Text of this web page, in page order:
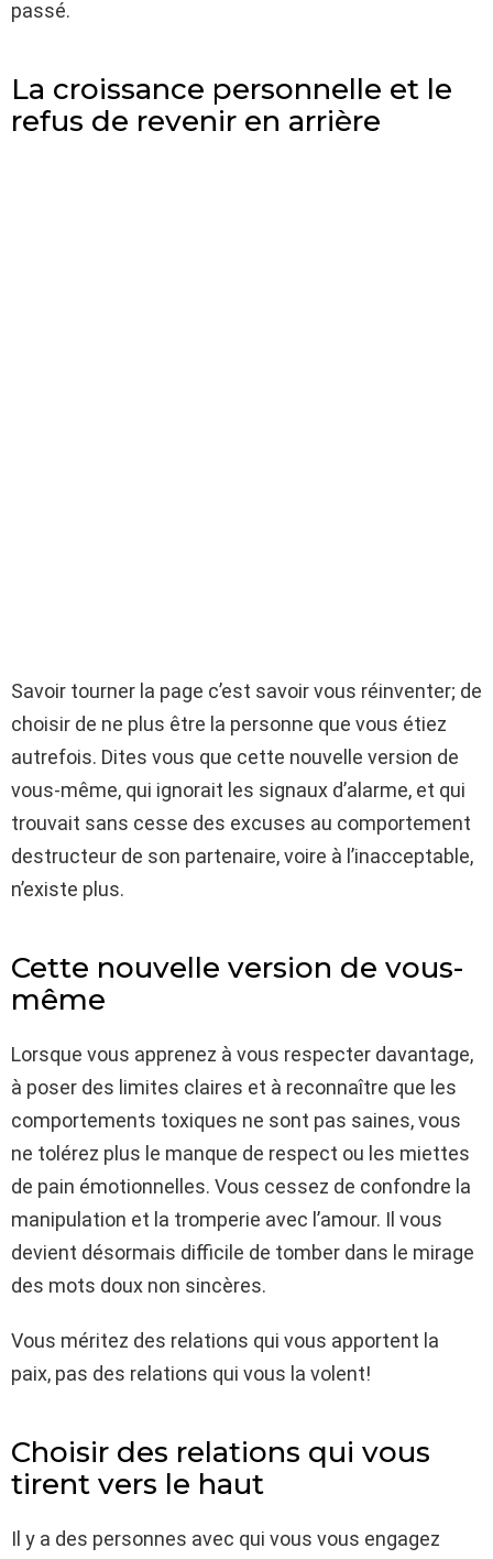
passé.
La croissance personnelle et le
refus de revenir en arrière
Savoir tourner la page c’est savoir vous réinventer; de
choisir de ne plus être la personne que vous étiez
autrefois. Dites vous que cette nouvelle version de
vous-même, qui ignorait les signaux d’alarme, et qui
trouvait sans cesse des excuses au comportement
destructeur de son partenaire, voire à l’inacceptable,
n’existe plus.
Cette nouvelle version de vous-
même
Lorsque vous apprenez à vous respecter davantage,
à poser des limites claires et à reconnaître que les
comportements toxiques ne sont pas saines, vous
ne tolérez plus le manque de respect ou les miettes
de pain émotionnelles. Vous cessez de confondre la
manipulation et la tromperie avec l’amour. Il vous
devient désormais difficile de tomber dans le mirage
des mots doux non sincères.
Vous méritez des relations qui vous apportent la
paix, pas des relations qui vous la volent!
Choisir des relations qui vous
tirent vers le haut
Il y a des personnes avec qui vous vous engagez